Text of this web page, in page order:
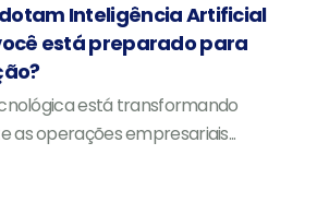
Inteligência Artificial
está preparado para
está transformando
as operações empresariais...